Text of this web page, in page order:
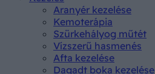
Aranyér kezelése
Kemoterápia
Szürkehályog műtét
Vízszerű hasmenés
Afta kezelése
Dagadt boka kezelése